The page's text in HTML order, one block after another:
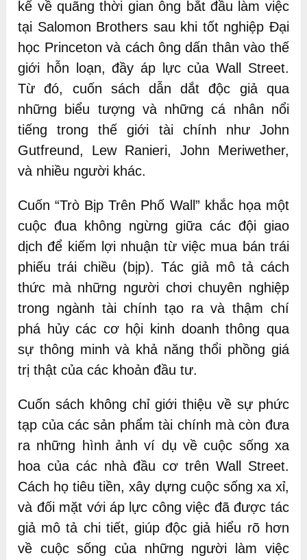
kể về quãng thời gian ông bắt đầu làm việc
tại Salomon Brothers sau khi tốt nghiệp Đại
học Princeton và cách ông dấn thân vào thế
giới hỗn loạn, đầy áp lực của Wall Street.
Từ đó, cuốn sách dẫn dắt độc giả qua
những biểu tượng và những cá nhân nổi
tiếng trong thế giới tài chính như John
Gutfreund, Lew Ranieri, John Meriwether,
và nhiều người khác.
Cuốn “Trò Bịp Trên Phố Wall” khắc họa một
cuộc đua không ngừng giữa các đội giao
dịch để kiếm lợi nhuận từ việc mua bán trái
phiếu trái chiều (bịp). Tác giả mô tả cách
thức mà những người chơi chuyên nghiệp
trong ngành tài chính tạo ra và thậm chí
phá hủy các cơ hội kinh doanh thông qua
sự thông minh và khả năng thổi phồng giá
trị thật của các khoản đầu tư.
Cuốn sách không chỉ giới thiệu về sự phức
tạp của các sản phẩm tài chính mà còn đưa
ra những hình ảnh ví dụ về cuộc sống xa
hoa của các nhà đầu cơ trên Wall Street.
Cách họ tiêu tiền, xây dựng cuộc sống xa xỉ,
và đối mặt với áp lực công việc đã được tác
giả mô tả chi tiết, giúp độc giả hiểu rõ hơn
về cuộc sống của những người làm việc